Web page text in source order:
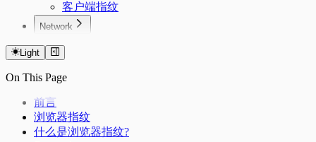
客户端指纹
Network
Light
On This Page
前言
浏览器指纹
什么是浏览器指纹?